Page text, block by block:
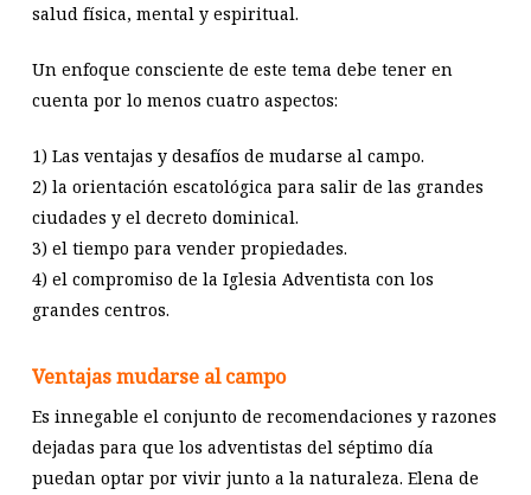
salud física, mental y espiritual.
Un enfoque consciente de este tema debe tener en
cuenta por lo menos cuatro aspectos:
1) Las ventajas y desafíos de mudarse al campo.
2) la orientación escatológica para salir de las grandes
ciudades y el decreto dominical.
3) el tiempo para vender propiedades.
4) el compromiso de la Iglesia Adventista con los
grandes centros.
Ventajas mudarse al campo
Es innegable el conjunto de recomendaciones y razones
dejadas para que los adventistas del séptimo día
puedan optar por vivir junto a la naturaleza. Elena de